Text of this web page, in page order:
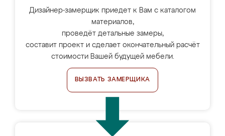
Дизайнер-замерщик приедет к Вам с каталогом
материалов,
проведёт детальные замеры,
составит проект и сделает окончательный расчёт
стоимости Вашей будущей мебели.
ВЫЗВАТЬ ЗАМЕРЩИКА